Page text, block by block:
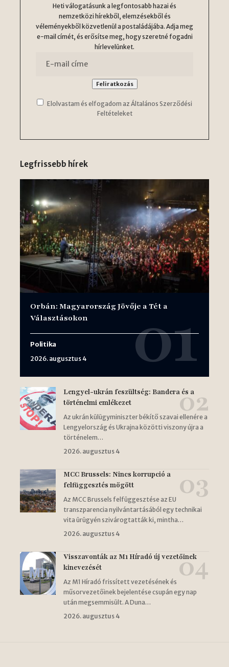
Heti válogatásunk a legfontosabb hazai és
nemzetközi hírekből, elemzésekből és
véleményekből közvetlenül a postaládájába. Adja meg
e-mail címét, és erősítse meg, hogy szeretné fogadni
hírlevelünket.
Elolvastam és elfogadom az Általános Szerződési
Feltételeket
Legfrissebb hírek
Orbán: Magyarország Jövője a Tét a
Választásokon
Politika
2026. augusztus 4
Lengyel-ukrán feszültség: Bandera és a
történelmi emlékezet
Az ukrán külügyminiszter békítő szavai ellenére a
Lengyelország és Ukrajna közötti viszony újra a
történelem…
2026. augusztus 4
MCC Brussels: Nincs korrupció a
felfüggesztés mögött
Az MCC Brussels felfüggesztése az EU
transzparencia nyilvántartásából egy technikai
vita ürügyén szivárogtatták ki, mintha…
2026. augusztus 4
Visszavonták az M1 Híradó új vezetőinek
kinevezését
Az M1 Híradó frissített vezetésének és
műsorvezetőinek bejelentése csupán egy nap
után megsemmisült. A Duna…
2026. augusztus 4